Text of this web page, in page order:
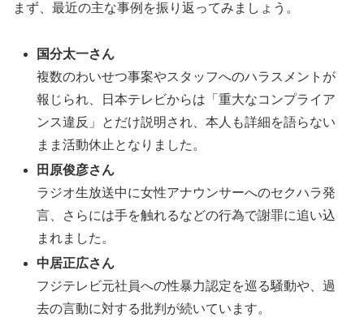
まず、最近の主な事例を振り返ってみましょう。
国分太一さん
複数のわいせつ事案やスタッフへのハラスメントが
報じられ、日本テレビからは「重大なコンプライア
ンス違反」とだけ説明され、本人も詳細を語らない
まま活動休止となりました 。
田原俊彦さん
ラジオ生放送中に女性アナウンサーへのセクハラ発
言、さらには手を触れるなどの行為で謝罪に追い込
まれました 。
中居正広さん
フジテレビ元社員への性暴力認定を巡る騒動や、過
去の言動に対する批判が続いています。